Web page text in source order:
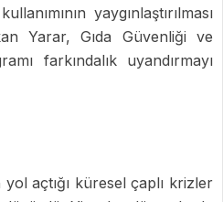
yaygınlaştırılması
Yarar, Gıda Güvenliği ve
farkındalık uyandırmayı
yol açtığı küresel çaplı krizler